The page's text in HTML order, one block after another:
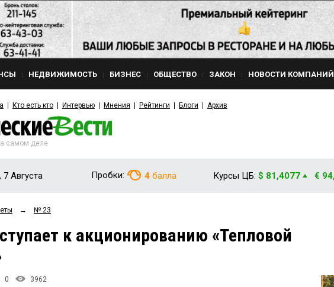
НЕДВИЖИМОСТЬ БИЗНЕС ОБЩЕСТВО ЗАКОН НОВОСТИ КОМПАНИЙ
Кто есть кто Интервью Мнения Рейтинги Блоги Архив
самом деле
Августа Пробки: 4 балла Курсы ЦБ: $ 81,4077 €
→ № 23
к акционированию «Тепловой
0 3962